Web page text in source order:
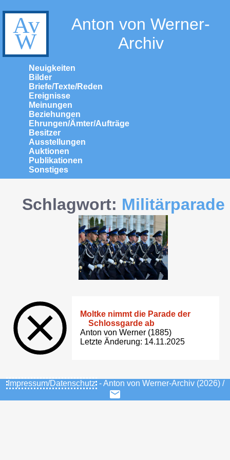
Anton von Werner-
Archiv
Neuigkeiten
Bilder
Briefe/Texte/Reden
Ereignisse
Meinungen
Beziehungen
Ehrungen/Ämter/Aufträge
Besitzer
Ausstellungen
Auktionen
Publikationen
Sonstiges
Schlagwort: Militärparade
Moltke nimmt die Parade der
Schlossgarde ab
Anton von Werner (1885)
Letzte Änderung: 14.11.2025
Impressum/Datenschutz - Anton von Werner-Archiv (2026) /